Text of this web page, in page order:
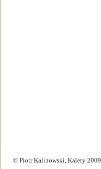
© Piotr Kalinowski, Kalety 2009